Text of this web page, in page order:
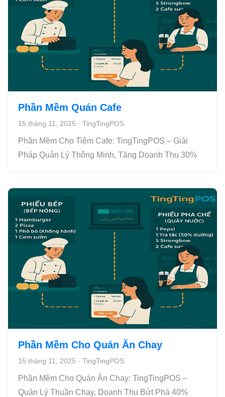
Phần Mềm Quán Cafe
15 tháng 11, 2025 · TingTingPOS
Phần Mềm Cho Tiệm Cafe: TingTingPOS – Giải
Pháp Quản Lý Thông Minh, Tăng Doanh Thu 30%
Phần Mềm Cho Quán Ăn Chay
15 tháng 11, 2025 · TingTingPOS
Phần Mềm Cho Quán Ăn Chay: TingTingPOS –
Quản Lý Thuần Chay, Doanh Thu Bứt Phá 40%